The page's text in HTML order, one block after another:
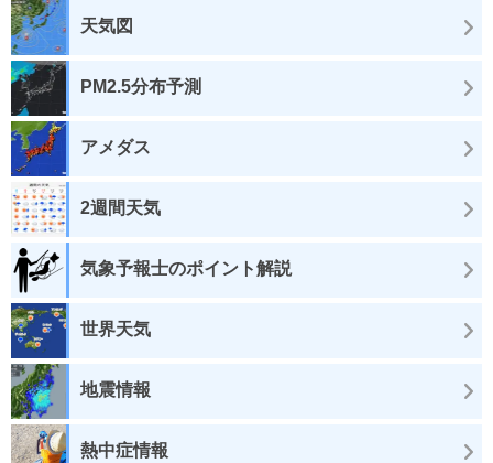
天気図
PM2.5分布予測
アメダス
2週間天気
気象予報士のポイント解説
世界天気
地震情報
熱中症情報